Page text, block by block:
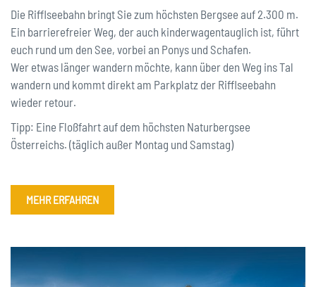
Die Rifflseebahn bringt Sie zum höchsten Bergsee auf 2.300 m.
Ein barrierefreier Weg, der auch kinderwagentauglich ist, führt
euch rund um den See, vorbei an Ponys und Schafen.
Wer etwas länger wandern möchte, kann über den Weg ins Tal
wandern und kommt direkt am Parkplatz der Rifflseebahn
wieder retour.
Tipp: Eine Floßfahrt auf dem höchsten Naturbergsee
Österreichs. (täglich außer Montag und Samstag)
MEHR ERFAHREN